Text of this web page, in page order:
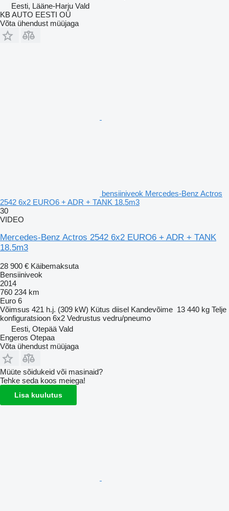
Eesti, Lääne-Harju Vald
KB AUTO EESTI OÜ
Võta ühendust müüjaga
bensiiniveok Mercedes-Benz Actros
2542 6x2 EURO6 + ADR + TANK 18.5m3
30
VIDEO
Mercedes-Benz Actros 2542 6x2 EURO6 + ADR + TANK
18.5m3
28 900 € Käibemaksuta
Bensiiniveok
2014
760 234 km
Euro 6
Võimsus 421 h.j. (309 kW) Kütus diisel Kandevõime 13 440 kg Telje
konfiguratsioon 6x2 Vedrustus vedru/pneumo
Eesti, Otepää Vald
Engeros Otepaa
Võta ühendust müüjaga
Müüte sõidukeid või masinaid?
Tehke seda koos meiega!
Lisa kuulutus